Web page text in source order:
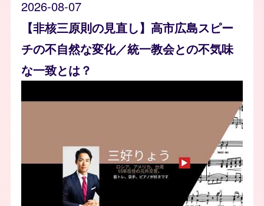
2026-08-07
【非核三原則の見直し】高市広島スピー
チの不自然な変化／統一教会との不気味
な一致とは？